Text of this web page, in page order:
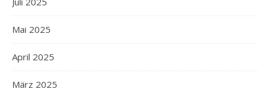
Mai 2025
April 2025
März 2025